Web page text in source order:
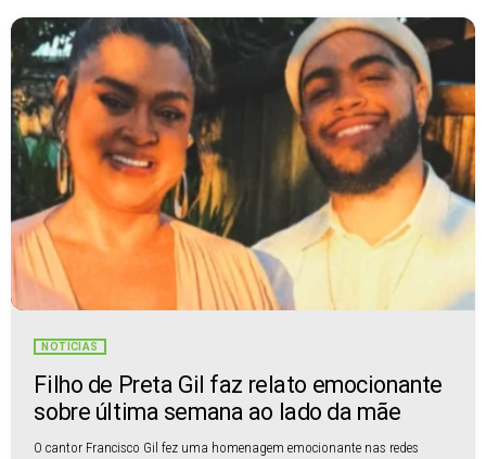
NOTÍCIAS
Filho de Preta Gil faz relato emocionante
sobre última semana ao lado da mãe
O cantor Francisco Gil fez uma homenagem emocionante nas redes